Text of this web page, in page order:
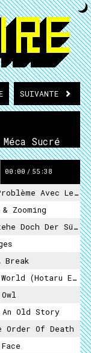
SUIVANTE
Sucré
00:00 / 55:38
Avec Les Détails
Zooming
Doch Der Sünde
(Hotaru Edit)
An Old Story
Order Of Death